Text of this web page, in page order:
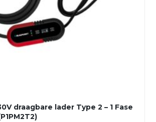
draagbare lader Type 2 – 1 Fase